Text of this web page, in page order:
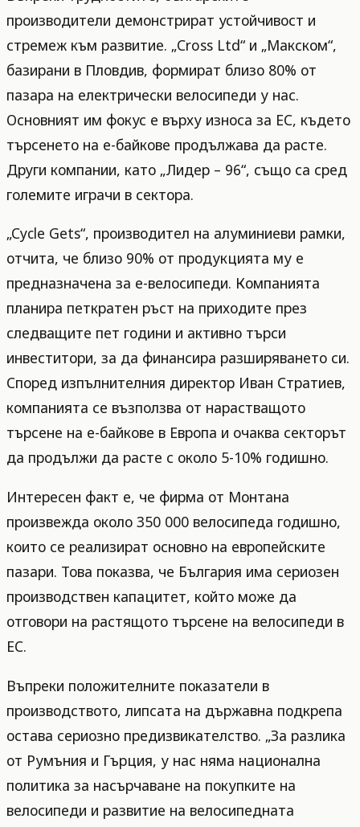
производители демонстрират устойчивост и
стремеж към развитие. „Cross Ltd“ и „Макском“,
базирани в Пловдив, формират близо 80% от
пазара на електрически велосипеди у нас.
Основният им фокус е върху износа за ЕС, където
търсенето на е-байкове продължава да расте.
Други компании, като „Лидер – 96“, също са сред
големите играчи в сектора.
„Cycle Gets“, производител на алуминиеви рамки,
отчита, че близо 90% от продукцията му е
предназначена за е-велосипеди. Компанията
планира петкратен ръст на приходите през
следващите пет години и активно търси
инвеститори, за да финансира разширяването си.
Според изпълнителния директор Иван Стратиев,
компанията се възползва от нарастващото
търсене на е-байкове в Европа и очаква секторът
да продължи да расте с около 5-10% годишно.
Интересен факт е, че фирма от Монтана
произвежда около 350 000 велосипеда годишно,
които се реализират основно на европейските
пазари. Това показва, че България има сериозен
производствен капацитет, който може да
отговори на растящото търсене на велосипеди в
ЕС.
Въпреки положителните показатели в
производството, липсата на държавна подкрепа
остава сериозно предизвикателство. „За разлика
от Румъния и Гърция, у нас няма национална
политика за насърчаване на покупките на
велосипеди и развитие на велосипедната